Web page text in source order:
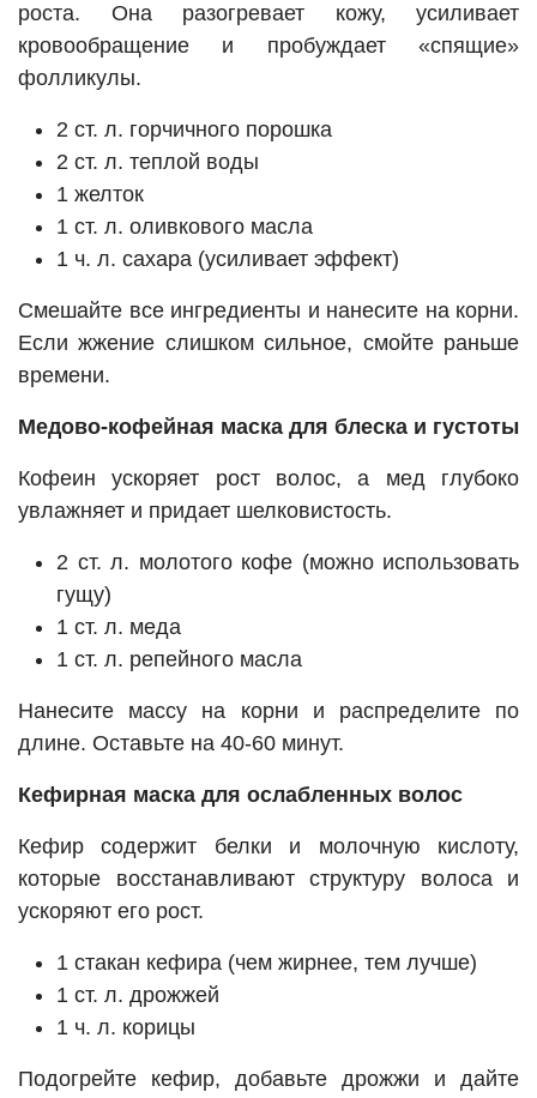
роста. Она разогревает кожу, усиливает
кровообращение и пробуждает «спящие»
фолликулы.
2 ст. л. горчичного порошка
2 ст. л. теплой воды
1 желток
1 ст. л. оливкового масла
1 ч. л. сахара (усиливает эффект)
Смешайте все ингредиенты и нанесите на корни.
Если жжение слишком сильное, смойте раньше
времени.
Медово-кофейная маска для блеска и густоты
Кофеин ускоряет рост волос, а мед глубоко
увлажняет и придает шелковистость.
2 ст. л. молотого кофе (можно использовать
гущу)
1 ст. л. меда
1 ст. л. репейного масла
Нанесите массу на корни и распределите по
длине. Оставьте на 40-60 минут.
Кефирная маска для ослабленных волос
Кефир содержит белки и молочную кислоту,
которые восстанавливают структуру волоса и
ускоряют его рост.
1 стакан кефира (чем жирнее, тем лучше)
1 ст. л. дрожжей
1 ч. л. корицы
Подогрейте кефир, добавьте дрожжи и дайте